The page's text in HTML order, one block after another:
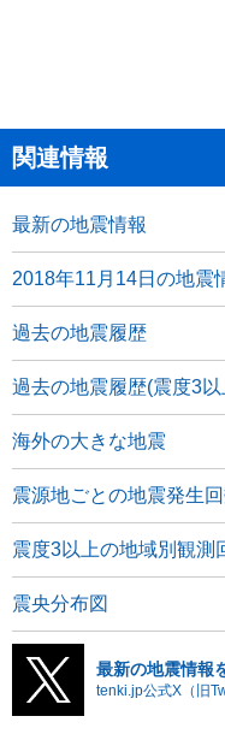
関連情報
最新の地震情報
2018年11月14日の地震
過去の地震履歴
過去の地震履歴(震度3以
海外の大きな地震
震源地ごとの地震発生
震度3以上の地域別観測
震央分布図
最新の地震情報
tenki.jp公式X（旧